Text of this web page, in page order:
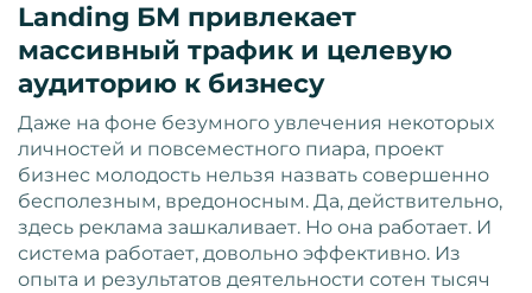
Landing БМ привлекает
массивный трафик и целевую
аудиторию к бизнесу
Даже на фоне безумного увлечения некоторых
личностей и повсеместного пиара, проект
бизнес молодость нельзя назвать совершенно
бесполезным, вредоносным. Да, действительно,
здесь реклама зашкаливает. Но она работает. И
система работает, довольно эффективно. Из
опыта и результатов деятельности сотен тысяч